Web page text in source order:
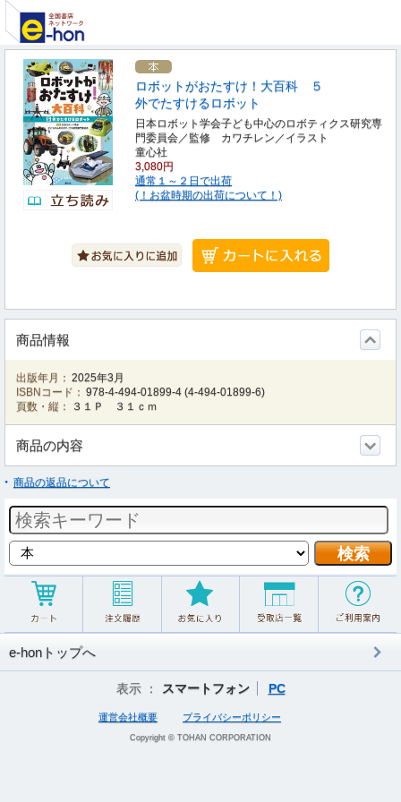
ロボットがおたすけ！大百科 ５
外でたすけるロボット
日本ロボット学会子ども中心のロボティクス研究専
門委員会／監修 カワチレン／イラスト
童心社
3,080円
通常１～２日で出荷
(！お盆時期の出荷について！)
商品情報
出版年月： 2025年3月
ISBNコード： 978-4-494-01899-4 (4-494-01899-6)
頁数・縦：
３１Ｐ ３１ｃｍ
商品の内容
商品の返品について
e-honトップへ
表示 ： スマートフォン PC
運営会社概要 プライバシーポリシー
Copyright © TOHAN CORPORATION